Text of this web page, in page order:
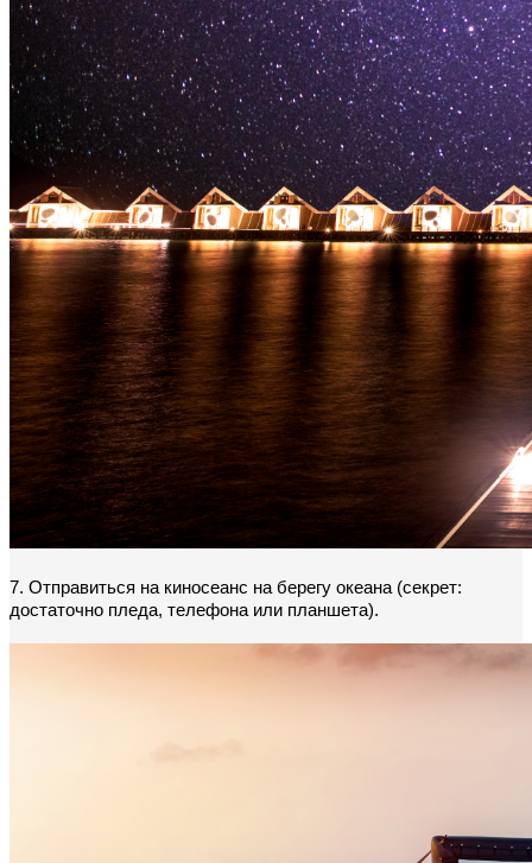
7. Отправиться на киносеанс на берегу океана (секрет:
достаточно пледа, телефона или планшета).